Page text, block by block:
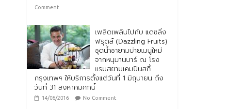
Comment
เพลิดเพลินไปกับ แดซลิ่ง
ฟรุตส์ (Dazzling Fruits)
ชุดน้ำชายามบ่ายเมนูใหม่
จากหนุมานบาร์ ณ โรง
แรมสยามเคมปินสกี้
กรุงเทพฯ ให้บริการตั้งแต่วันที่ 1 มิถุนายน ถึง
วันที่ 31 สิงหาคมศกนี้
14/06/2016 No Comment